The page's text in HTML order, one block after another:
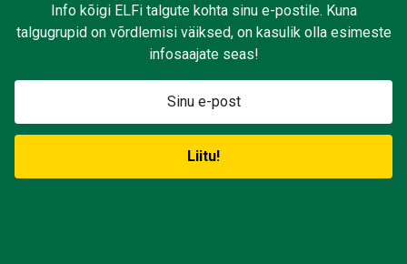
Info kõigi ELFi talgute kohta sinu e-postile. Kuna
talgugrupid on võrdlemisi väiksed, on kasulik olla esimeste
infosaajate seas!